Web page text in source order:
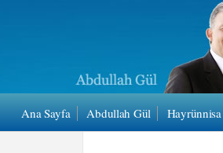
Ana Sayfa Abdullah Gül